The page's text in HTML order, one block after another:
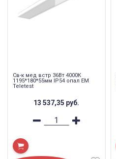
Св-к мед встр 36Вт 4000К
1195*180*55мм IP54 опал EM
Teletest
13 537,35 руб.